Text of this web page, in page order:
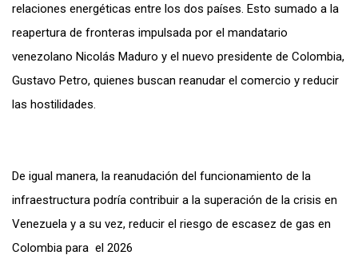
relaciones energéticas entre los dos países. Esto sumado a la
reapertura de fronteras impulsada por el mandatario
venezolano Nicolás Maduro y el nuevo presidente de Colombia,
Gustavo Petro, quienes buscan reanudar el comercio y reducir
las hostilidades.
De igual manera, la reanudación del funcionamiento de la
infraestructura podría contribuir a la superación de la crisis en
Venezuela y a su vez, reducir el riesgo de escasez de gas en
Colombia para el 2026